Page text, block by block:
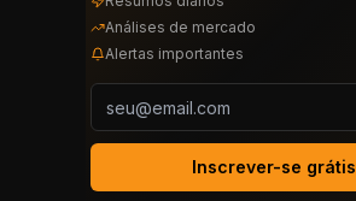
Análises de mercado
Alertas importantes
Inscrever-se grátis